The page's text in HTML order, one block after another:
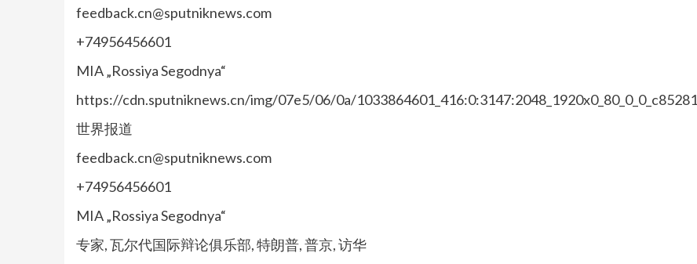
feedback.cn@sputniknews.com
+74956456601
MIA „Rossiya Segodnya“
https://cdn.sputniknews.cn/img/07e5/06/0a/
世界报道
feedback.cn@sputniknews.com
+74956456601
MIA „Rossiya Segodnya“
专家, 瓦尔代国际辩论俱乐部, 特朗普, 普京, 访华